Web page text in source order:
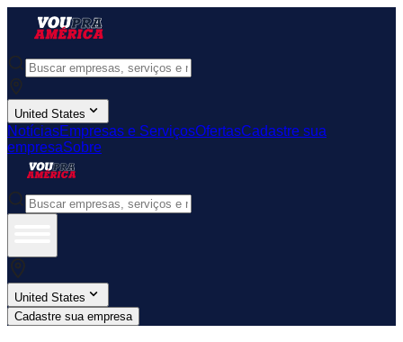
United States
NotíciasEmpresas e ServiçosOfertasCadastre sua
empresaSobre
United States
Cadastre sua empresa